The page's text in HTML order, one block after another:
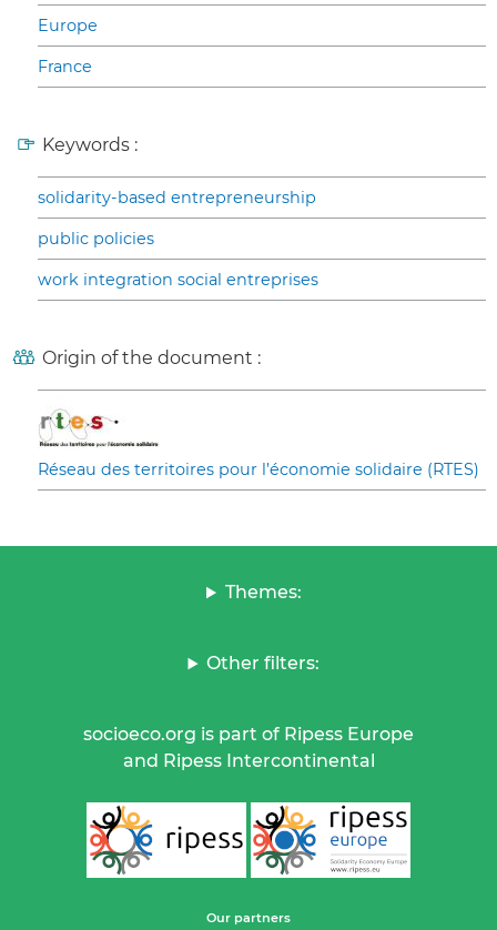
Europe
France
Keywords :
solidarity-based entrepreneurship
public policies
work integration social entreprises
Origin of the document :
Réseau des territoires pour l’économie solidaire (RTES)
Themes:
Other filters:
socioeco.org is part of Ripess Europe
and Ripess Intercontinental
Our partners